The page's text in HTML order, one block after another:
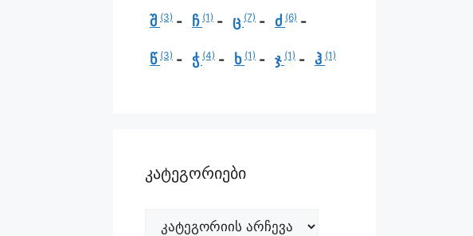
შ (3) ჩ (1) ც (7) ძ (6)
წ (3) ჭ (4) ხ (1) ჯ (1) ჰ (1)
კატეგორიები